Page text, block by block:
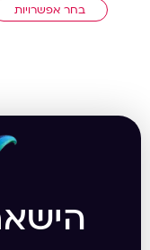
בחר אפשרויות